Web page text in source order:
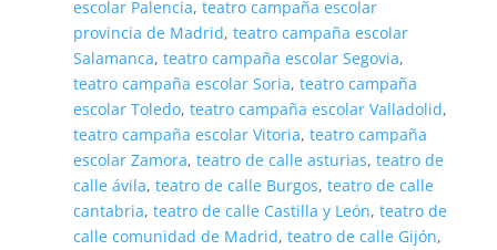
escolar Palencia, teatro campaña escolar
provincia de Madrid, teatro campaña escolar
Salamanca, teatro campaña escolar Segovia,
teatro campaña escolar Soria, teatro campaña
escolar Toledo, teatro campaña escolar Valladolid,
teatro campaña escolar Vitoria, teatro campaña
escolar Zamora, teatro de calle asturias, teatro de
calle ávila, teatro de calle Burgos, teatro de calle
cantabria, teatro de calle Castilla y León, teatro de
calle comunidad de Madrid, teatro de calle Gijón,